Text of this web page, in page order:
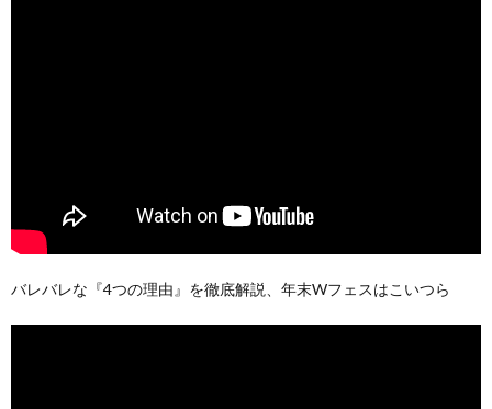
バレバレな『4つの理由』を徹底解説、年末Wフェスはこいつら